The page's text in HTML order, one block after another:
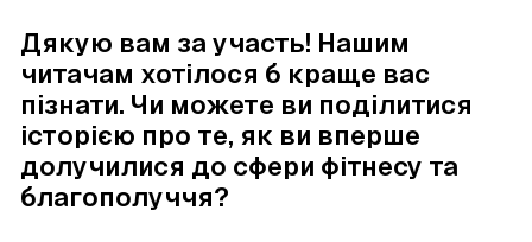
Дякую вам за участь! Нашим
читачам хотілося б краще вас
пізнати. Чи можете ви поділитися
історією про те, як ви вперше
долучилися до сфери фітнесу та
благополуччя?